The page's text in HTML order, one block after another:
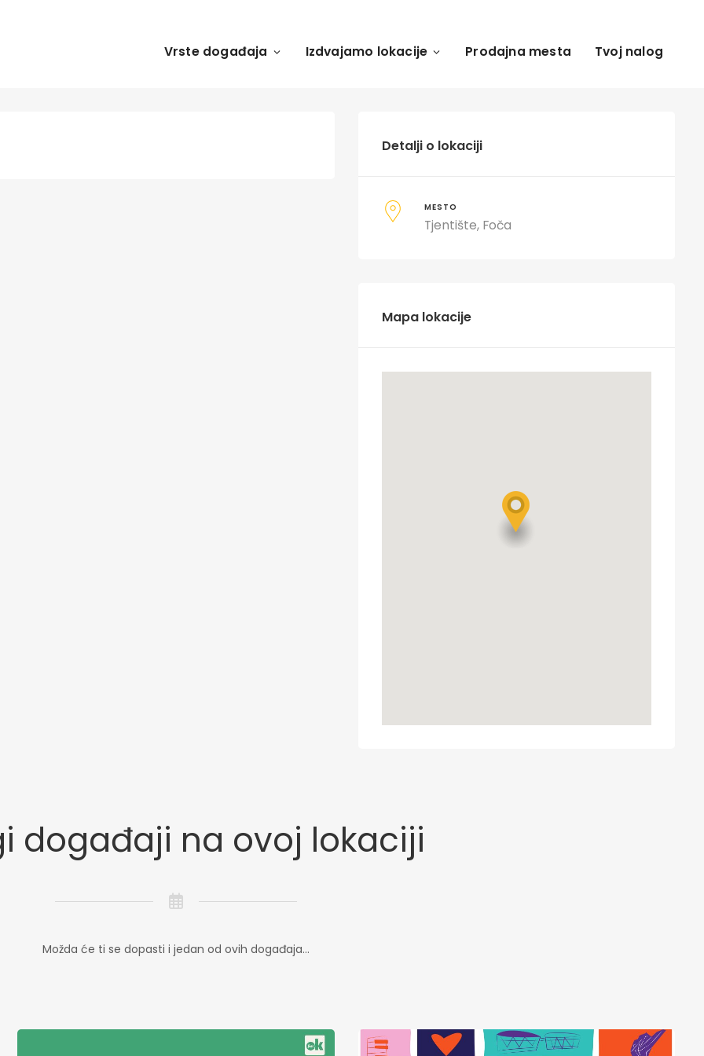
Vrste događaja Izdvajamo lokacije Prodajna mesta Tvoj nalog
Detalji o lokaciji
MESTO
Tjentište, Foča
Mapa lokacije
događaji na ovoj lokaciji
Možda će ti se dopasti i jedan od ovih događaja...